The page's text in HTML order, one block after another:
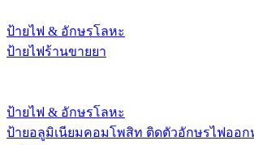
ป้ายไฟ & อักษรโลหะ
ป้ายไฟร้านขายยา
ป้ายไฟ & อักษรโลหะ
ป้ายอลูมิเนียมคอมโพสิท ติดตัวอักษรไฟออก